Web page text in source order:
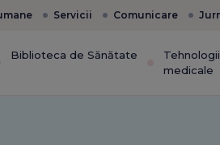
Servicii Comunicare
Biblioteca de Sănătate
Tehnologii
medicale